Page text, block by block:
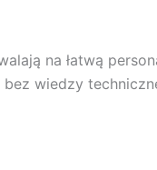
na łatwą
wiedzy